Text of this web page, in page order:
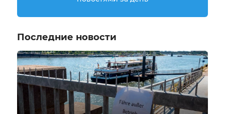
Последние новости